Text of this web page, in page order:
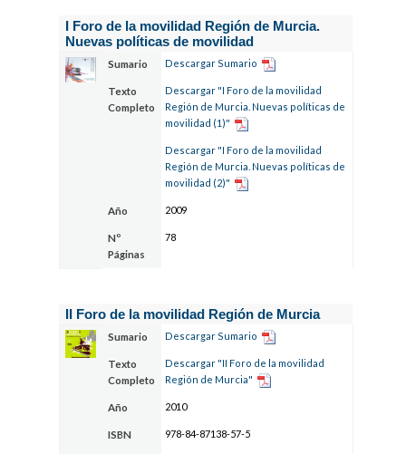
I Foro de la movilidad Región de Murcia.
Nuevas políticas de movilidad
Sumario Descargar Sumario
Texto
Completo
Descargar "I Foro de la movilidad
Región de Murcia. Nuevas políticas de
movilidad (1)"
Descargar "I Foro de la movilidad
Región de Murcia. Nuevas políticas de
movilidad (2)"
Año 2009
Nº
Páginas
78
II Foro de la movilidad Región de Murcia
Sumario Descargar Sumario
Texto
Completo
Descargar "II Foro de la movilidad
Región de Murcia"
Año 2010
ISBN 978-84-87138-57-5